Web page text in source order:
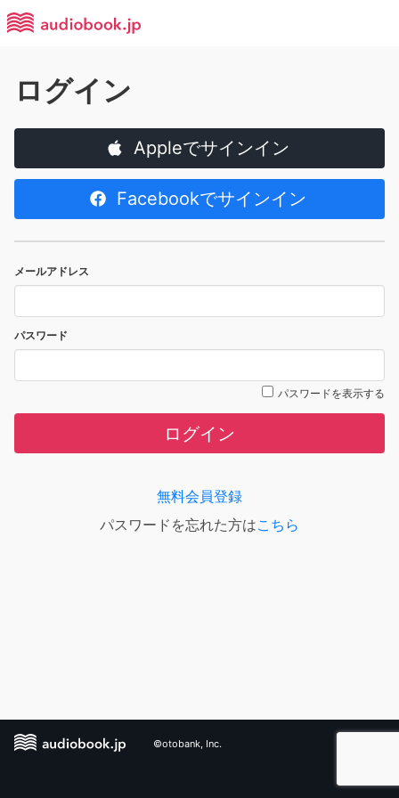
ログイン
Appleでサインイン
Facebookでサインイン
メールアドレス
パスワード
パスワードを表示する
ログイン
無料会員登録
パスワードを忘れた方はこちら
©otobank, Inc.